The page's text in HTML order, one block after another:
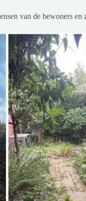
van de bewoners